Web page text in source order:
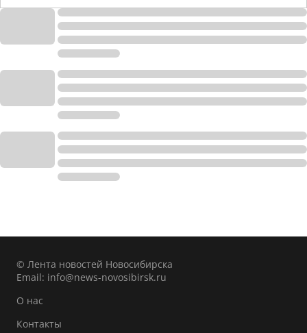
© Лента новостей Новосибирска
Email: info@news-novosibirsk.ru
О нас
Контакты